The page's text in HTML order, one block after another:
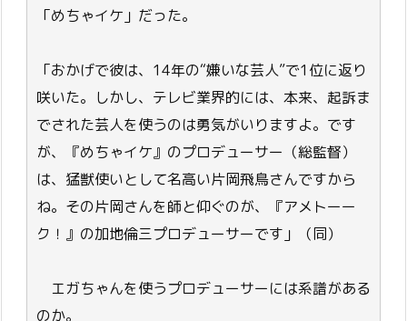
「めちゃイケ」だった。
「おかげで彼は、14年の“嫌いな芸人”で1位に返り
咲いた。しかし、テレビ業界的には、本来、起訴ま
でされた芸人を使うのは勇気がいりますよ。です
が、『めちゃイケ』のプロデューサー（総監督）
は、猛獣使いとして名高い片岡飛鳥さんですから
ね。その片岡さんを師と仰ぐのが、『アメトーー
ク！』の加地倫三プロデューサーです」（同）
エガちゃんを使うプロデューサーには系譜がある
のか。